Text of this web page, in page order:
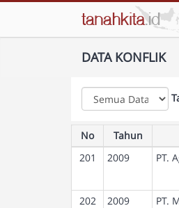
DATA KONFLIK
No Tahun
201
2009 PT.
202 2009 PT.